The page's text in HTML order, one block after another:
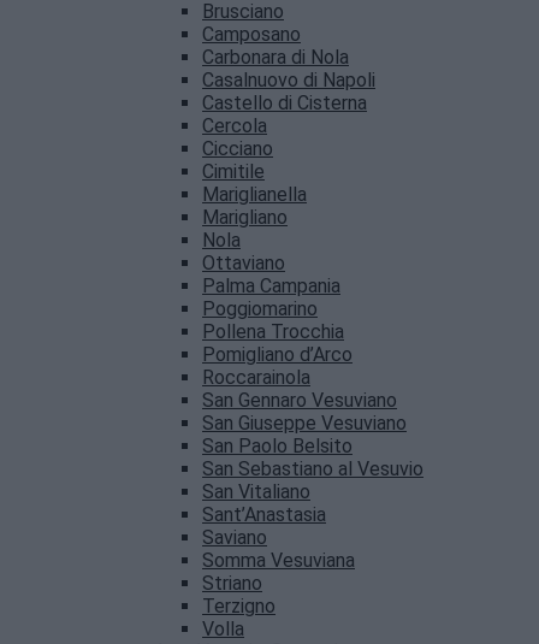
Brusciano
Camposano
Carbonara di Nola
Casalnuovo di Napoli
Castello di Cisterna
Cercola
Cicciano
Cimitile
Mariglianella
Marigliano
Nola
Ottaviano
Palma Campania
Poggiomarino
Pollena Trocchia
Pomigliano d’Arco
Roccarainola
San Gennaro Vesuviano
San Giuseppe Vesuviano
San Paolo Belsito
San Sebastiano al Vesuvio
San Vitaliano
Sant’Anastasia
Saviano
Somma Vesuviana
Striano
Terzigno
Volla